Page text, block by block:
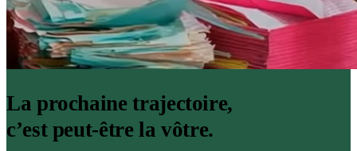
La prochaine trajectoire,
c’est peut-être la vôtre.